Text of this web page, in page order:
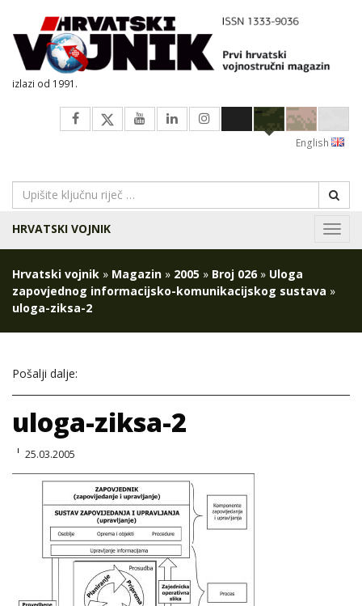
izlazi od 1991.
English
HRVATSKI VOJNIK
Hrvatski vojnik » Magazin » 2005 » Broj 026 » Uloga
zapovjednog informacijsko-komunikacijskog sustava »
uloga-ziksa-2
Pošalji dalje:
uloga-ziksa-2
25.03.2005